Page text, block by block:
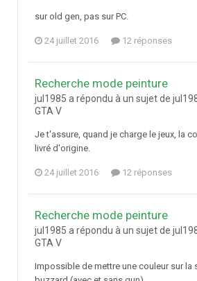
sur old gen, pas sur PC.
24 juillet 2016 12 réponses
Recherche mode peinture
jul1985 a répondu à un sujet de
GTA V
Je t'assure, quand je charge le jeux, la
livré d'origine.
24 juillet 2016 12 réponses
Recherche mode peinture
jul1985 a répondu à un sujet de
GTA V
Impossible de mettre une couleur sur la